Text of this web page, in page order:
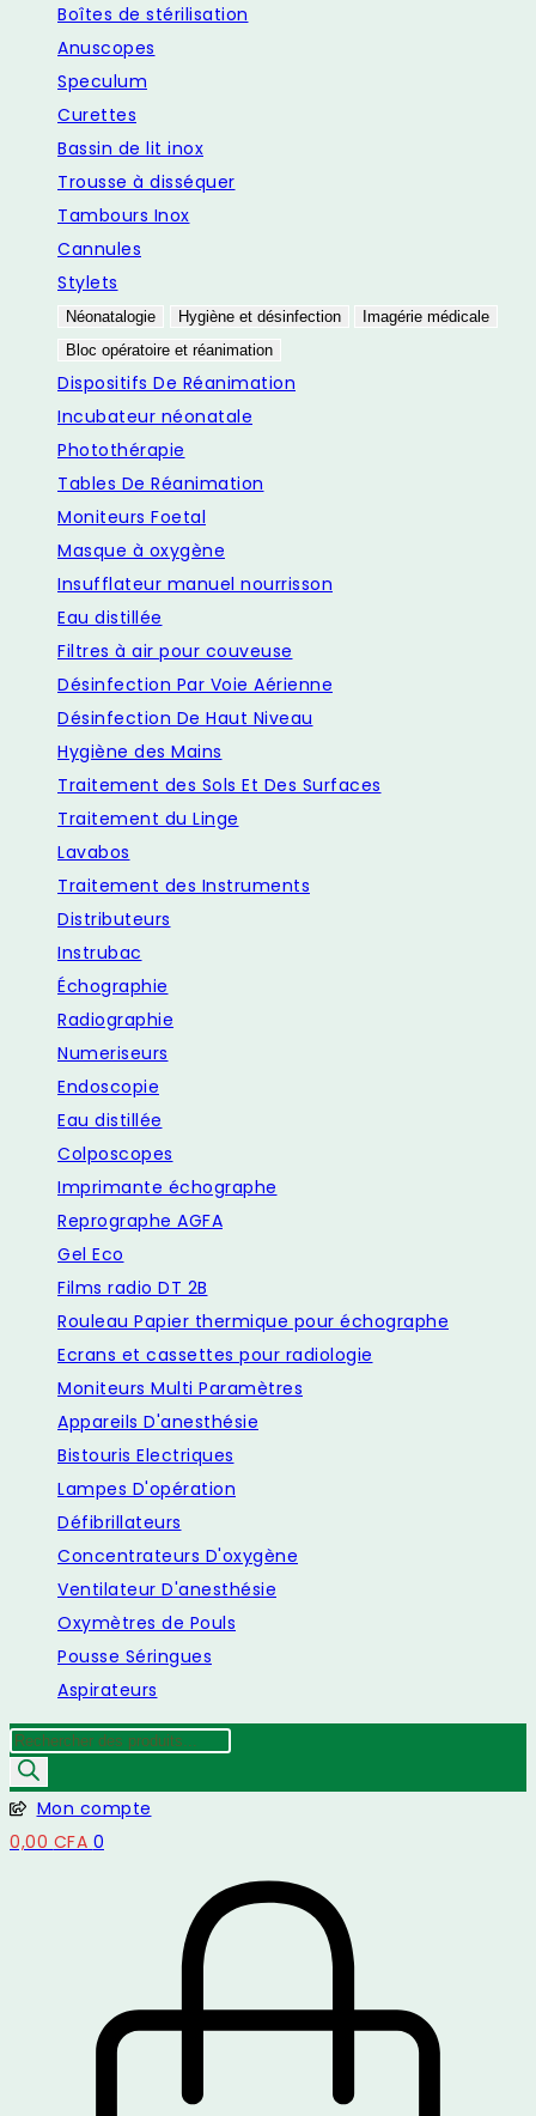
Boîtes de stérilisation
Anuscopes
Speculum
Curettes
Bassin de lit inox
Trousse à disséquer
Tambours Inox
Cannules
Stylets
Néonatalogie Hygiène et désinfection
Imagérie médicale
Bloc opératoire et réanimation
Dispositifs De Réanimation
Incubateur néonatale
Photothérapie
Tables De Réanimation
Moniteurs Foetal
Masque à oxygène
Insufflateur manuel nourrisson
Eau distillée
Filtres à air pour couveuse
Désinfection Par Voie Aérienne
Désinfection De Haut Niveau
Hygiène des Mains
Traitement des Sols Et Des Surfaces
Traitement du Linge
Lavabos
Traitement des Instruments
Distributeurs
Instrubac
Échographie
Radiographie
Numeriseurs
Endoscopie
Eau distillée
Colposcopes
Imprimante échographe
Reprographe AGFA
Gel Eco
Films radio DT 2B
Rouleau Papier thermique pour échographe
Ecrans et cassettes pour radiologie
Moniteurs Multi Paramètres
Appareils D'anesthésie
Bistouris Electriques
Lampes D'opération
Défibrillateurs
Concentrateurs D'oxygène
Ventilateur D'anesthésie
Oxymètres de Pouls
Pousse Séringues
Aspirateurs
Recherche
de
produits
Mon compte
0,00 CFA 0